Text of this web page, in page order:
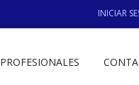
INICIAR
PROFESIONALES